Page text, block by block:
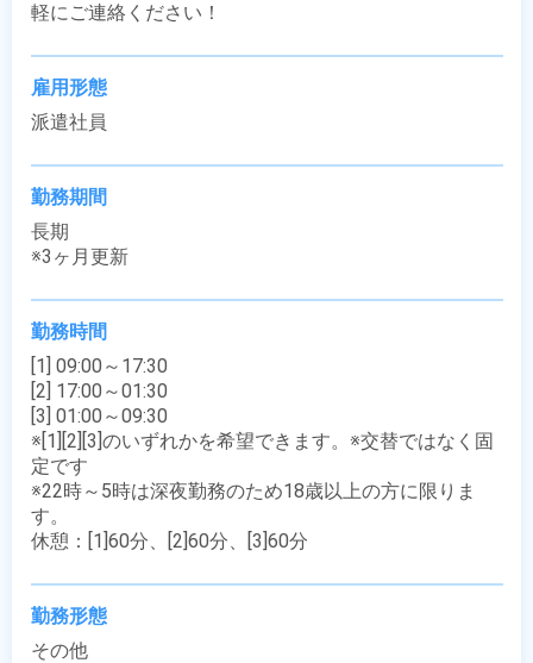
軽にご連絡ください！
雇用形態
派遣社員
勤務期間
長期
※3ヶ月更新
勤務時間
[1] 09:00～17:30
[2] 17:00～01:30
[3] 01:00～09:30
※[1][2][3]のいずれかを希望できます。※交替ではなく固
定です
※22時～5時は深夜勤務のため18歳以上の方に限りま
す。
休憩：[1]60分、[2]60分、[3]60分
勤務形態
その他